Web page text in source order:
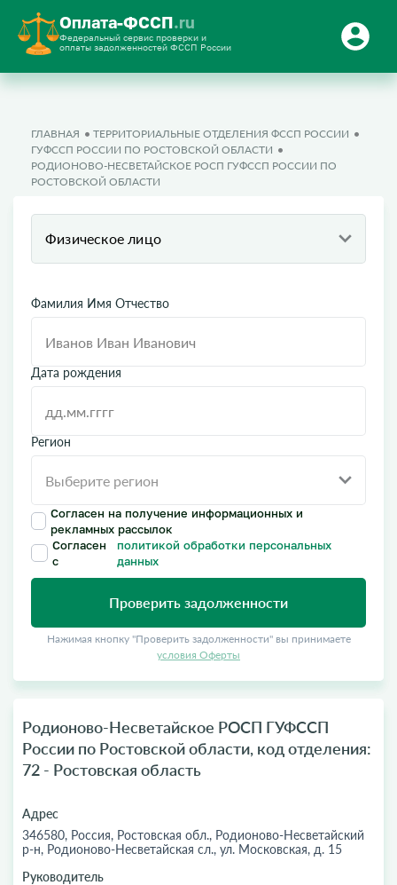
Оплата-ФССП.ru
Федеральный сервис проверки и
оплаты задолженностей ФССП России
ГЛАВНАЯ
ТЕРРИТОРИАЛЬНЫЕ ОТДЕЛЕНИЯ ФССП РОССИИ
ГУФССП РОССИИ ПО РОСТОВСКОЙ ОБЛАСТИ
РОДИОНОВО-НЕСВЕТАЙСКОЕ РОСП ГУФССП РОССИИ ПО
РОСТОВСКОЙ ОБЛАСТИ
Физическое лицо
Фамилия Имя Отчество
Дата рождения
Регион
Согласен на получение информационных и
рекламных рассылок
Согласен
с
политикой обработки персональных
данных
Проверить задолженности
Нажимая кнопку "Проверить задолженности" вы принимаете
условия Оферты
Родионово-Несветайское РОСП ГУФССП
России по Ростовской области, код отделения:
72 - Ростовская область
Адрес
346580, Россия, Ростовская обл., Родионово-Несветайский
р-н, Родионово-Несветайская сл., ул. Московская, д. 15
Руководитель